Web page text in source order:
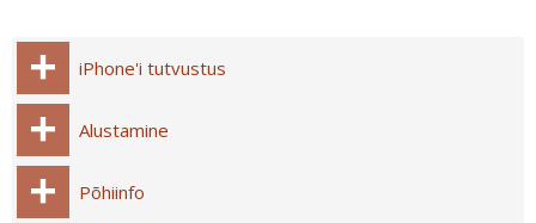
iPhone'i tutvustus
Alustamine
Põhiinfo